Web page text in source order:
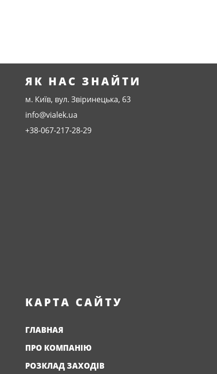
ЯК НАС ЗНАЙТИ
м. Київ, вул. Звіринецька, 63
info@vialek.ua
+38-067-217-28-29
КАРТА САЙТУ
ГЛАВНАЯ
ПРО КОМПАНІЮ
РОЗКЛАД ЗАХОДІВ